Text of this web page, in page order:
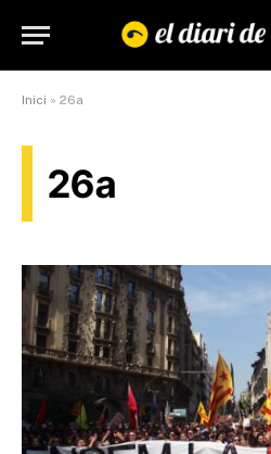
Inici » 26a
26a